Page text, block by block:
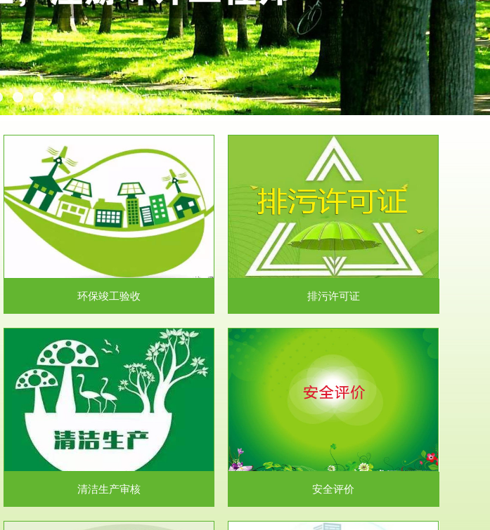
环保竣工验收
服务范围
排污许可证
排污许可申报咨询：（排污许可证）根据《中华
人民共和国环境保护法》...
排污许可证
清洁生产审核
服务范围
安全评价
安全评价安全评价目的是查找、分析和预测工
程、系统、生产经营活...
安全评价